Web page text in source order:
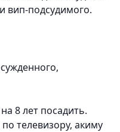
вип-подсудимого.
8 лет посадить.
телевизору, акиму